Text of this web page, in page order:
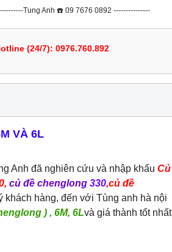
☎️ 09 7676 0892 ---------------
(24/7): 0976.760.892
VÀ 6L
Anh đã nghiên cứu và nhập khẩu Củ
củ đề chenglong 330,củ đề
khách hàng, đến với Tùng anh hà nội
) , 6M, 6Lvà giá thành tốt nhất